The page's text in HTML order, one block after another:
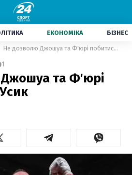
ЕКОНОМІКА БІЗНЕС
Не дозволю Джошуа та Ф'юрі побитися, – Усик
1
та Ф'юрі